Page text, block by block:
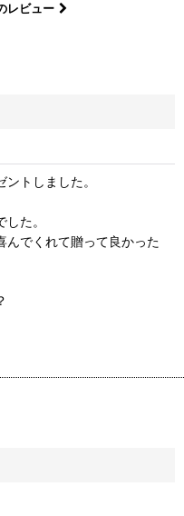
レビュー
トしました。
た。
んでくれて贈って良かった